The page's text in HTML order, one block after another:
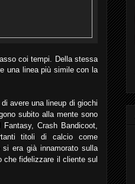
coi tempi. Della stessa
una linea più simile con la
avere una lineup di giochi
subito alla mente sono
Crash Bandicoot,
titoli di calcio come
era già innamorato sulla
fidelizzare il cliente sul